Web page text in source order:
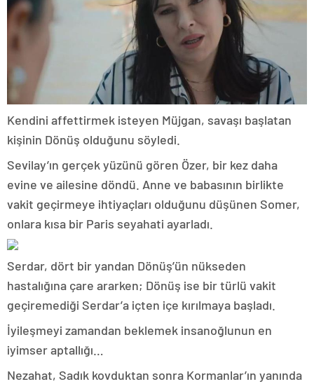
Kendini affettirmek isteyen Müjgan, savaşı başlatan
kişinin Dönüş olduğunu söyledi.
Sevilay’ın gerçek yüzünü gören Özer, bir kez daha
evine ve ailesine döndü. Anne ve babasının birlikte
vakit geçirmeye ihtiyaçları olduğunu düşünen Somer,
onlara kısa bir Paris seyahati ayarladı.
Serdar, dört bir yandan Dönüş’ün nükseden
hastalığına çare ararken; Dönüş ise bir türlü vakit
geçiremediği Serdar’a içten içe kırılmaya başladı.
İyileşmeyi zamandan beklemek insanoğlunun en
iyimser aptallığı…
Nezahat, Sadık kovduktan sonra Kormanlar’ın yanında